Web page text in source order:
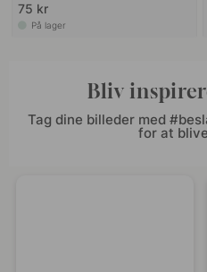
75 kr
På lager
Bliv
Tag dine billeder med
for at